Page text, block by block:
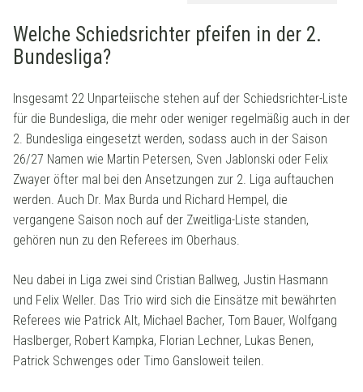
Welche Schiedsrichter pfeifen in der 2.
Bundesliga?
Insgesamt 22 Unparteiische stehen auf der Schiedsrichter-Liste
für die Bundesliga, die mehr oder weniger regelmäßig auch in der
2. Bundesliga eingesetzt werden, sodass auch in der Saison
26/27 Namen wie Martin Petersen, Sven Jablonski oder Felix
Zwayer öfter mal bei den Ansetzungen zur 2. Liga auftauchen
werden. Auch Dr. Max Burda und Richard Hempel, die
vergangene Saison noch auf der Zweitliga-Liste standen,
gehören nun zu den Referees im Oberhaus.
Neu dabei in Liga zwei sind Cristian Ballweg, Justin Hasmann
und Felix Weller. Das Trio wird sich die Einsätze mit bewährten
Referees wie Patrick Alt, Michael Bacher, Tom Bauer, Wolfgang
Haslberger, Robert Kampka, Florian Lechner, Lukas Benen,
Patrick Schwenges oder Timo Gansloweit teilen.